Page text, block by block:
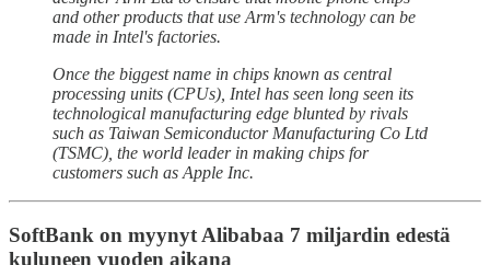
and other products that use Arm's technology can be
made in Intel's factories.
Once the biggest name in chips known as central
processing units (CPUs), Intel has seen long seen its
technological manufacturing edge blunted by rivals
such as Taiwan Semiconductor Manufacturing Co Ltd
(TSMC), the world leader in making chips for
customers such as Apple Inc.
SoftBank on myynyt Alibabaa 7 miljardin edestä
kuluneen vuoden aikana